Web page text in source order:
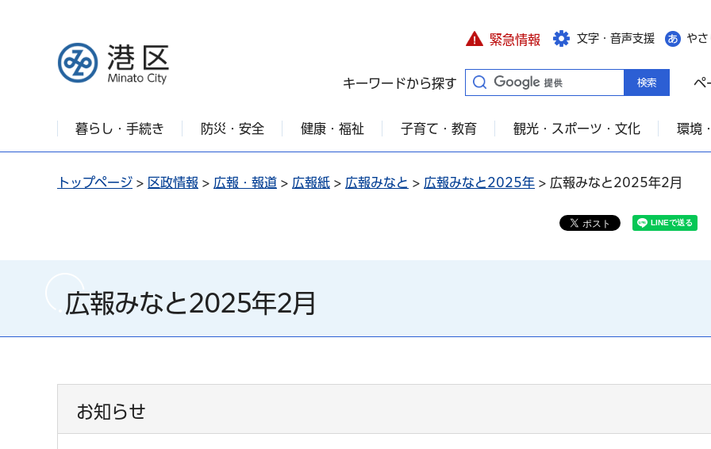
港区
緊急情報 文字・音声支援 や
キーワードから探す ペ
暮らし・手続き 防災・安全 健康・福祉 子育て・教育 観光・スポーツ・文化 環境
トップページ > 区政情報 > 広報・報道 > 広報紙 > 広報みなと > 広報みなと2025年 > 広報みなと2025年2月
広報みなと2025年2月
お知らせ